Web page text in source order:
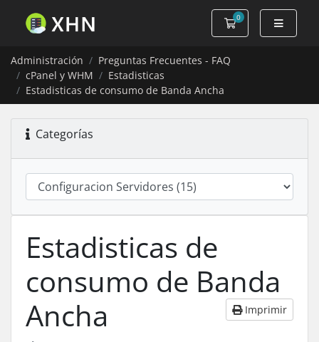
0
Carro de Pedidos
Administración
Preguntas Frecuentes - FAQ
cPanel y WHM
Estadisticas
Estadisticas de consumo de Banda Ancha
Categorías
Estadisticas de
consumo de Banda
Ancha
Imprimir